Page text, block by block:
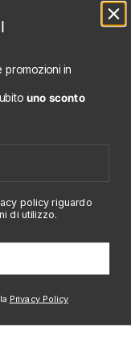
promozioni in
uno sconto
policy riguardo
di utilizzo.
Privacy Policy